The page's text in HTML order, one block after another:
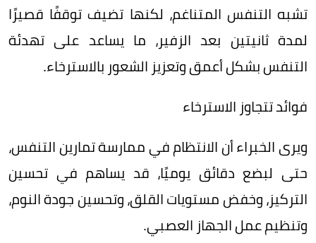
تشبه التنفس المتناغم، لكنها تضيف توقفًا قصيرًا
لمدة ثانيتين بعد الزفير، ما يساعد على تهدئة
التنفس بشكل أعمق وتعزيز الشعور بالاسترخاء.
فوائد تتجاوز الاسترخاء
ويرى الخبراء أن الانتظام في ممارسة تمارين التنفس،
حتى لبضع دقائق يوميًا، قد يساهم في تحسين
التركيز، وخفض مستويات القلق، وتحسين جودة النوم،
وتنظيم عمل الجهاز العصبي.